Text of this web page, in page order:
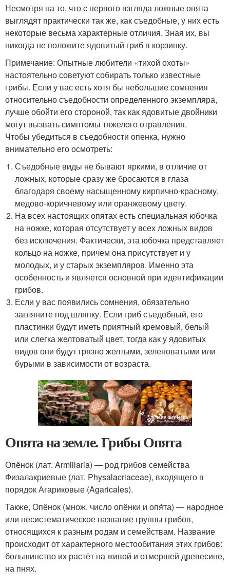
Несмотря на то, что с первого взгляда ложные опята
выглядят практически так же, как съедобные, у них есть
некоторые весьма характерные отличия. Зная их, вы
никогда не положите ядовитый гриб в корзинку.
Примечание: Опытные любители «тихой охоты»
настоятельно советуют собирать только известные
грибы. Если у вас есть хотя бы небольшие сомнения
относительно съедобности определенного экземпляра,
лучше обойти его стороной, так как ядовитые двойники
могут вызвать симптомы тяжелого отравления.
Чтобы убедиться в съедобности опенка, нужно
внимательно его осмотреть:
Съедобные виды не бывают яркими, в отличие от
ложных, которые сразу же бросаются в глаза
благодаря своему насыщенному кирпично-красному,
медово-коричневому или оранжевому цвету.
На всех настоящих опятах есть специальная юбочка
на ножке, которая отсутствует у всех ложных видов
без исключения. Фактически, эта юбочка представляет
кольцо на ножке, причем она присутствует и у
молодых, и у старых экземпляров. Именно эта
особенность и является основной при идентификации
грибов.
Если у вас появились сомнения, обязательно
загляните под шляпку. Если гриб съедобный, его
пластинки будут иметь приятный кремовый, белый
или слегка желтоватый цвет, тогда как у ядовитых
видов они будут грязно желтыми, зеленоватыми или
бурыми в зависимости от возраста.
Опята на земле. Грибы Опята
Опёнок (лат. Armillaria) — род грибов семейства
Физалакриевые (лат. Physalacriaceae), входящего в
порядок Агариковые (Agaricales).
Также, Опёнок (множ. число опёнки и опя́та) — народное
или несистематическое название группы грибов,
относящихся к разным родам и семействам. Название
происходит от характерного местообитания этих грибов:
большинство их растёт на живой и отмершей древесине,
на пнях.